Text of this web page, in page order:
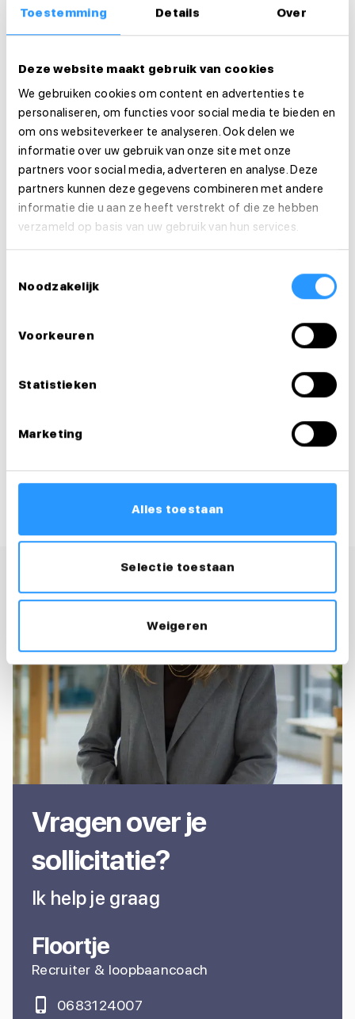
Toestemming Details Over
Deze website maakt gebruik van cookies
We gebruiken cookies om content en advertenties te
personaliseren, om functies voor social media te bieden en
om ons websiteverkeer te analyseren. Ook delen we
informatie over uw gebruik van onze site met onze
partners voor social media, adverteren en analyse. Deze
partners kunnen deze gegevens combineren met andere
informatie die u aan ze heeft verstrekt of die ze hebben
verzameld op basis van uw gebruik van hun services.
Noodzakelijk
Voorkeuren
Statistieken
Marketing
Alles toestaan
Selectie toestaan
Weigeren
bonus verdienen als je niet bij ons werkt.
Bekijk onze website voor meer informatie
Werkzaamheden
Arbeidsduur en werktijden
Organisatie
Functie-eisen
Sollicitatie
Solliciteer dan direct!
Solliciteer direct
Vragen over je
sollicitatie?
Ik help je graag
Floortje
Recruiter & loopbaancoach
0683124007